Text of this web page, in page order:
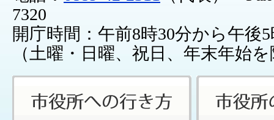
7320
開庁時間：午前8時30分から午後
（土曜・日曜、祝日、年末年始